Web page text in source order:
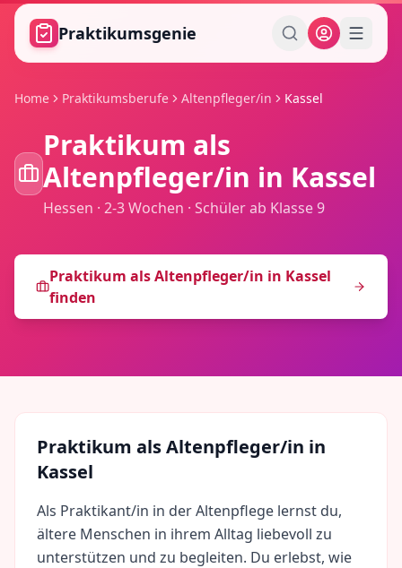
Zum Hauptinhalt springen
Praktikumsgenie
Home Praktikumsberufe Altenpfleger/in Kassel
Praktikum als
Altenpfleger/in in Kassel
Hessen ·2-3 Wochen ·Schüler ab Klasse 9
Praktikum alsAltenpfleger/in in Kassel
finden
Praktikum alsAltenpfleger/in in
Kassel
Als Praktikant/in in der Altenpflege lernst du,
ältere Menschen in ihrem Alltag liebevoll zu
unterstützen und zu begleiten. Du erlebst, wie